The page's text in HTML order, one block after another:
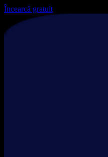
Încearcă gratuit